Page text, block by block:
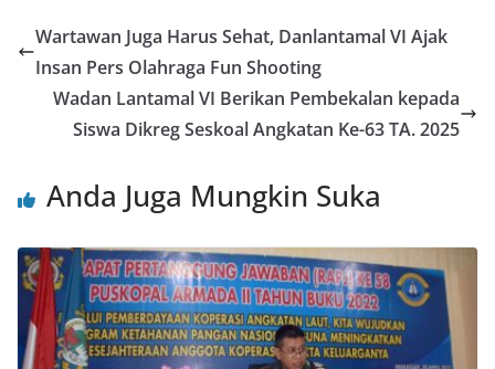
Wartawan Juga Harus Sehat, Danlantamal VI Ajak
Insan Pers Olahraga Fun Shooting
Wadan Lantamal VI Berikan Pembekalan kepada
Siswa Dikreg Seskoal Angkatan Ke-63 TA. 2025
Anda Juga Mungkin Suka